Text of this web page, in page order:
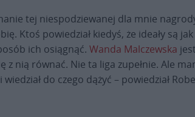
tej niespodziewanej dla mnie
Ktoś powiedział kiedyś, że ideały są
ich osiągnąć. Wanda Malczewska
z nią równać. Nie ta liga zupełnie. Ale
wiedział do czego dążyć – powiedział